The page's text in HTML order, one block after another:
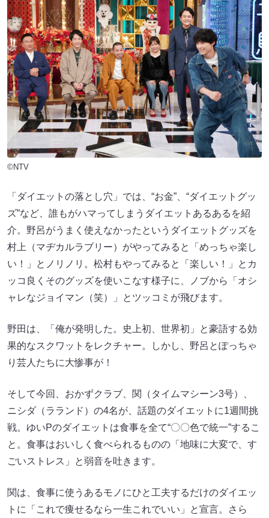
©NTV
「ダイエットの落とし穴」では、“お金”、“ダイエットグッ
ズ”など、誰もがハマってしまうダイエットあるあるを紹
介。野呂がうまく使えなかったというダイエットグッズを
村上（マヂカルラブリー）がやってみると「めっちゃ楽し
い！」とノリノリ。松村もやってみると「楽しい！」とカ
ッコ良くそのグッズを使いこなす様子に、ノブから「オシ
ャレなジョイマン（笑）」とツッコミが飛びます。
野田は、「俺が発明した。史上初、世界初」と豪語する効
果的なスクワットをレクチャー。しかし、野呂とぽっちゃ
り芸人たちに大惨事が！
そして今回、おかずクラブ、関（タイムマシーン3号）、
ニシダ（ラランド）の4名が、話題のダイエットに1週間挑
戦。ゆいPのダイエットは食事を全て“〇〇色で統一”するこ
と。食事はおいしく食べられるものの「地味に大変で、す
ごいストレス」と弱音を吐きます。
関は、食事に使うあるモノにひと工夫するだけのダイエッ
トに「これで痩せるなら一生これでいい」と宣言。さら